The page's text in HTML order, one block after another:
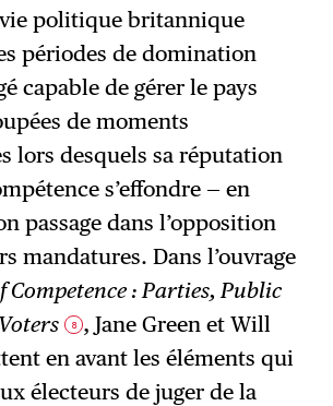
vie politique britannique
périodes de domination
capable de gérer le pays
de moments
lors desquels sa réputation
s’effondre — en
passage dans l’opposition
mandatures. Dans l’ouvrage
Competence : Parties, Public
8 , Jane Green et Will
en avant les éléments qui
électeurs de juger de la